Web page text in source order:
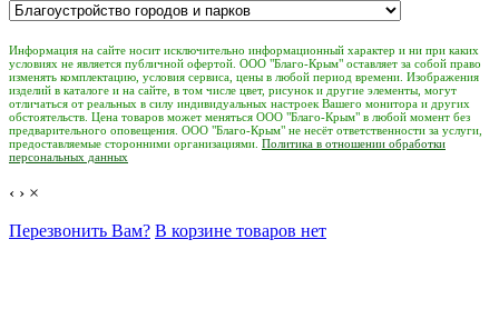
Информация на сайте носит исключительно информационный характер и ни при каких
условиях не является публичной офертой. ООО "Благо-Крым" оставляет за собой право
изменять комплектацию, условия сервиса, цены в любой период времени. Изображения
изделий в каталоге и на сайте, в том числе цвет, рисунок и другие элементы, могут
отличаться от реальных в силу индивидуальных настроек Вашего монитора и других
обстоятельств. Цена товаров может меняться ООО "Благо-Крым" в любой момент без
предварительного оповещения. ООО "Благо-Крым" не несёт ответственности за услуги,
предоставляемые сторонними организациями. Политика в отношении обработки
персональных данных
‹ › ×
Перезвонить Вам? В корзине товаров нет